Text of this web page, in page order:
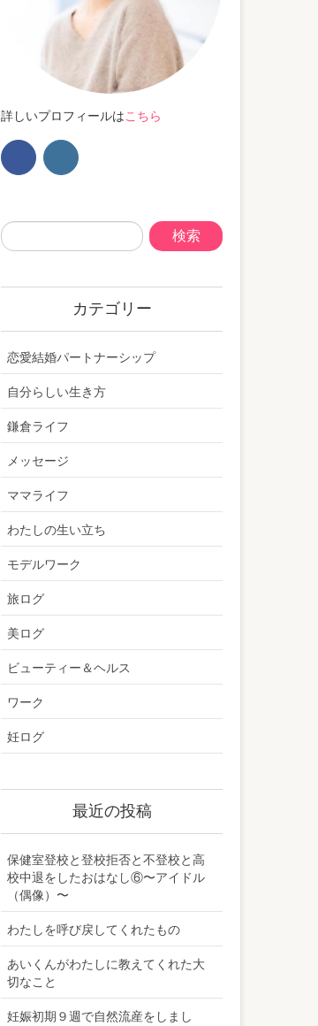
詳しいプロフィールはこちら
カテゴリー
恋愛結婚パートナーシップ
自分らしい生き方
鎌倉ライフ
メッセージ
ママライフ
わたしの生い立ち
モデルワーク
旅ログ
美ログ
ビューティー＆ヘルス
ワーク
妊ログ
最近の投稿
保健室登校と登校拒否と不登校と高
校中退をしたおはなし⑥〜アイドル
（偶像）〜
わたしを呼び戻してくれたもの
あいくんがわたしに教えてくれた大
切なこと
妊娠初期９週で自然流産をしまし